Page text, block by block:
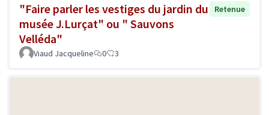
"Faire parler les vestiges du jardin du
musée J.Lurçat" ou " Sauvons
Velléda"
Retenue
Viaud Jacqueline 0 3